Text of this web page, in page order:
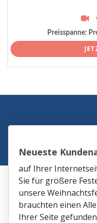
Preisspanne:
Neueste
auf Ihrer
Sie für größere
unsere
brauchten einen
Ihrer Seite